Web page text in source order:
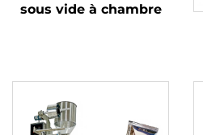
sous vide à chambre